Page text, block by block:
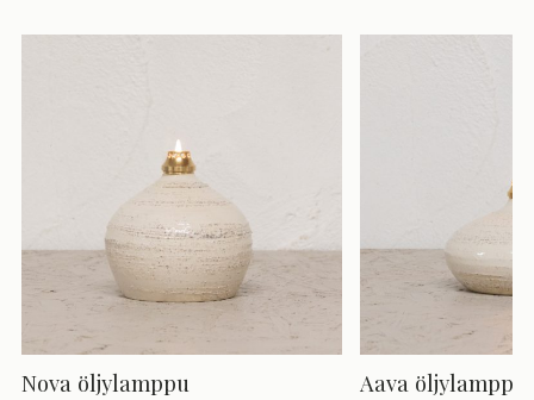
Nova öljylamppu Aava öljylamppu